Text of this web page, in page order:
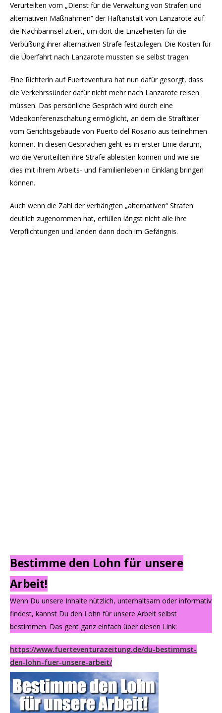
Verurteilten vom „Dienst für die Verwaltung von Strafen und
alternativen Maßnahmen“ der Haftanstalt von Lanzarote auf
die Nachbarinsel zitiert, um dort die Einzelheiten für die
Verbüßung ihrer alternativen Strafe festzulegen. Die Kosten für
die Überfahrt nach Lanzarote mussten sie selbst tragen.
Eine Richterin auf Fuerteventura hat nun dafür gesorgt, dass
die Verkehrssünder dafür nicht mehr nach Lanzarote reisen
müssen. Das persönliche Gespräch wird durch eine
Videokonferenzschaltung ermöglicht, an dem die Straftäter
vom Gerichtsgebäude von Puerto del Rosario aus teilnehmen
können. In diesen Gesprächen geht es in erster Linie darum,
wo die Verurteilten ihre Strafe ableisten können und wie sie
dies mit ihrem Arbeits- und Familienleben in Einklang bringen
können.
Auch wenn die Zahl der verhängten „alternativen“ Strafen
deutlich zugenommen hat, erfüllen längst nicht alle ihre
Verpflichtungen und landen dann doch im Gefängnis.
Bestimme den Lohn für unsere
Arbeit!
Wenn Du unsere Inhalte nützlich, unterhaltsam oder informativ
findest, kannst Du den Lohn für unsere Arbeit selbst
bestimmen. Das geht ganz einfach über diesen Link:
https://www.fuerteventurazeitung.de/du-bestimmst-
den-lohn-fuer-unsere-arbeit/